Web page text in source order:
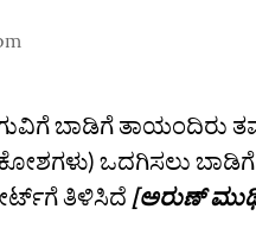
ಬಾಡಿಗೆ ತಾಯಂದಿರು
ಒದಗಿಸಲು
ತಿಳಿಸಿದೆ [ಅರುಣ್‌